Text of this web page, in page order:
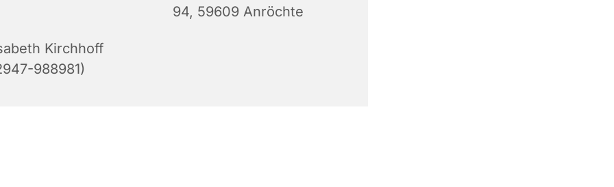
94, 59609 Anröchte
Kirchhoff
988981)